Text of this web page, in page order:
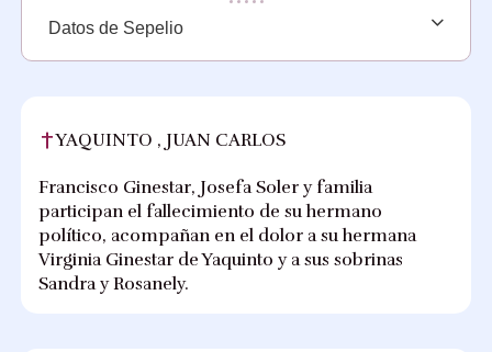
Datos de Sepelio
YAQUINTO , JUAN CARLOS
Francisco Ginestar, Josefa Soler y familia
participan el fallecimiento de su hermano
político, acompañan en el dolor a su hermana
Virginia Ginestar de Yaquinto y a sus sobrinas
Sandra y Rosanely.